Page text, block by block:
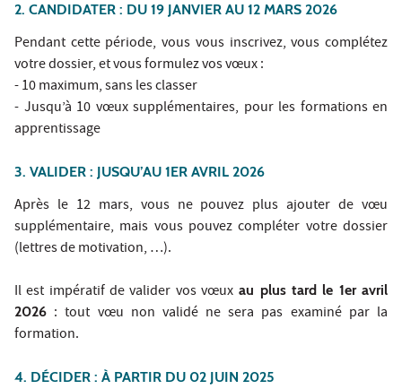
2. CANDIDATER : DU 19 JANVIER AU 12 MARS 2026
Pendant cette période, vous vous inscrivez, vous complétez
votre dossier, et vous formulez vos vœux :
- 10 maximum, sans les classer
- Jusqu’à 10 vœux supplémentaires, pour les formations en
apprentissage
3. VALIDER : JUSQU’AU 1ER AVRIL 2026
Après le 12 mars, vous ne pouvez plus ajouter de vœu
supplémentaire, mais vous pouvez compléter votre dossier
(lettres de motivation, …).
Il est impératif de valider vos vœux au plus tard le 1er avril
2026 : tout vœu non validé ne sera pas examiné par la
formation.
4. DÉCIDER : À PARTIR DU 02 JUIN 2025